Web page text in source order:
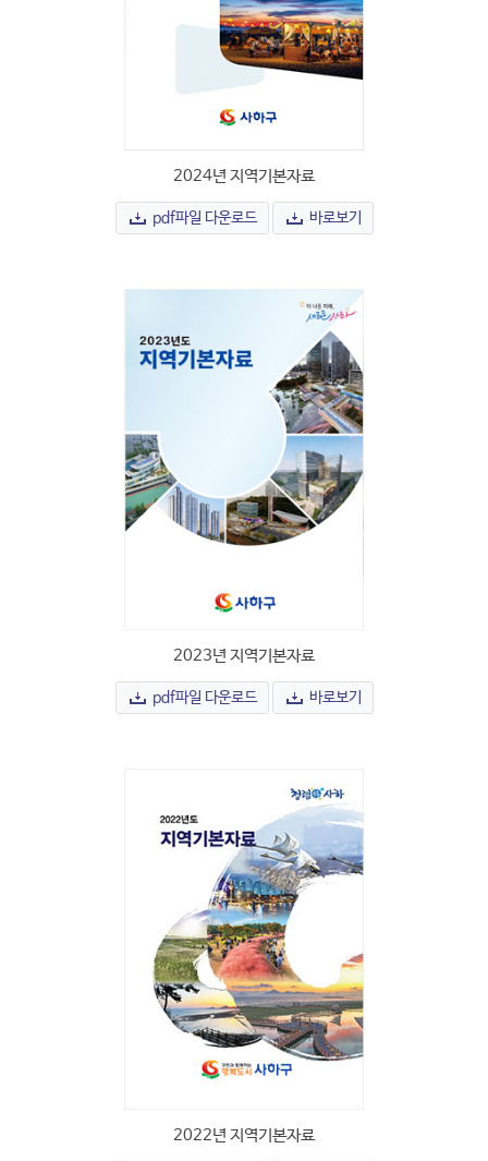
2024년 지역기본자료
pdf파일 다운로드 바로보기
2023년 지역기본자료
pdf파일 다운로드 바로보기
2022년 지역기본자료